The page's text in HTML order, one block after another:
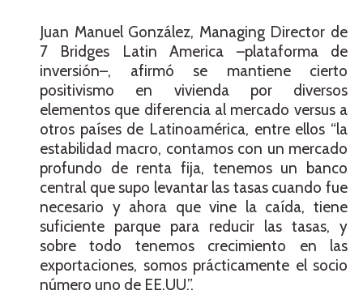
Juan Manuel González, Managing Director de
7 Bridges Latin America –plataforma de
inversión–, afirmó se mantiene cierto
positivismo en vivienda por diversos
elementos que diferencia al mercado versus a
otros países de Latinoamérica, entre ellos “la
estabilidad macro, contamos con un mercado
profundo de renta fija, tenemos un banco
central que supo levantar las tasas cuando fue
necesario y ahora que vine la caída, tiene
suficiente parque para reducir las tasas, y
sobre todo tenemos crecimiento en las
exportaciones, somos prácticamente el socio
número uno de EE.UU.”.